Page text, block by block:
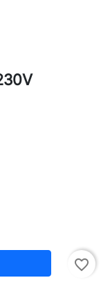
favorite_border